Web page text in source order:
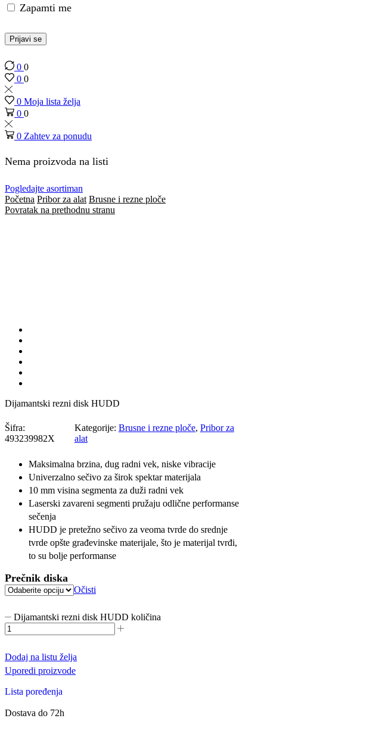
Zapamti me
Prijavi se
0 0
0 0
0 Moja lista želja
0 0
0 Zahtev za ponudu
Nema proizvoda na listi
Pogledajte asortiman
Početna Pribor za alat Brusne i rezne ploče
Povratak na prethodnu stranu
Dijamantski rezni disk HUDD
Šifra:
493239982X
Kategorije: Brusne i rezne ploče, Pribor za
alat
Maksimalna brzina, dug radni vek, niske vibracije
Univerzalno sečivo za širok spektar materijala
10 mm visina segmenta za duži radni vek
Laserski zavareni segmenti pružaju odlične performanse
sečenja
HUDD je pretežno sečivo za veoma tvrde do srednje
tvrde opšte građevinske materijale, što je materijal tvrđi,
to su bolje performanse
Prečnik diska
Očisti
Dijamantski rezni disk HUDD količina
Dodaj na listu želja
Uporedi proizvode
Lista poređenja
Dostava do 72h